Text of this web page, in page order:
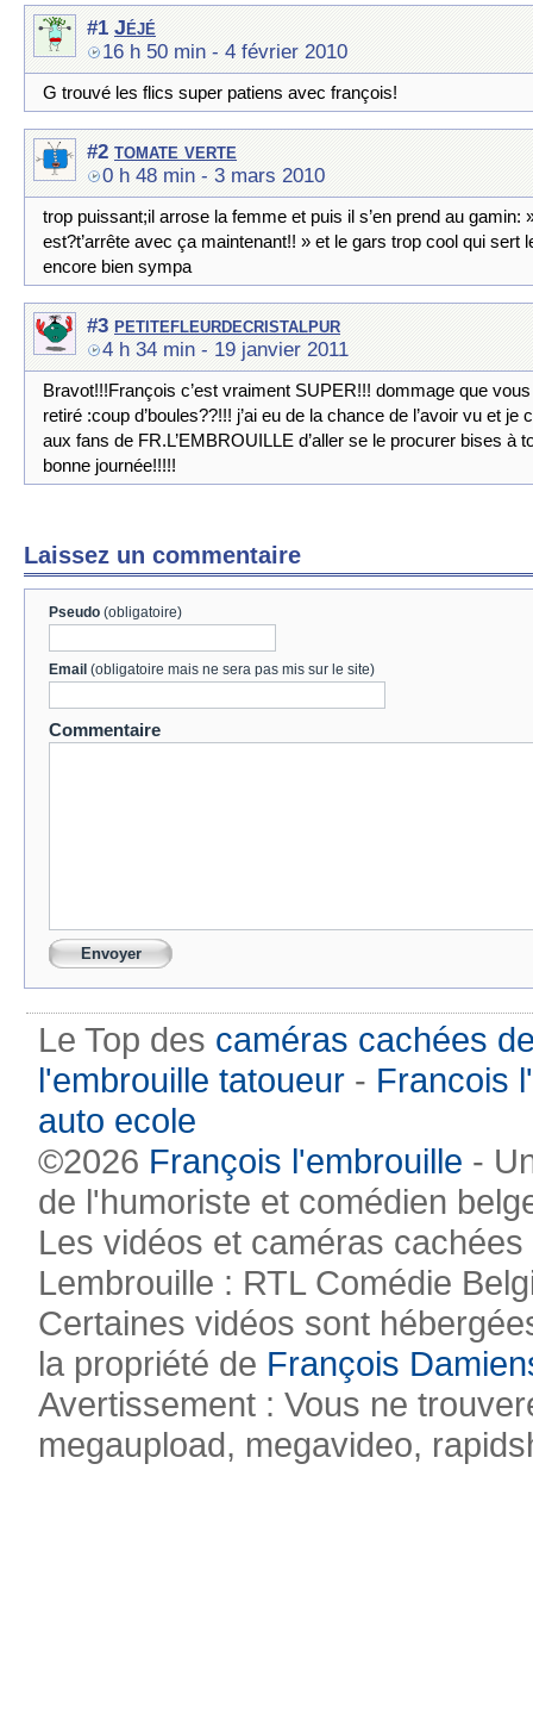
#1 Jéjé
16 h 50 min - 4 février 2010
G trouvé les flics super patiens avec françois!
#2 tomate verte
0 h 48 min - 3 mars 2010
trop puissant;il arrose la femme et puis il s’en prend au gamin:
est?t’arrête avec ça maintenant!! » et le gars trop cool qui sert
encore bien sympa
#3 petitefleurdecristalpur
4 h 34 min - 19 janvier 2011
Bravot!!!François c’est vraiment SUPER!!! dommage que
retiré :coup d’boules??!!! j’ai eu de la chance de l’avoir vu et je
aux fans de FR.L’EMBROUILLE d’aller se le procurer bises à
bonne journée!!!!!
Laissez un commentaire
Pseudo (obligatoire)
Email (obligatoire mais ne sera pas mis sur le site)
Commentaire
Le Top des caméras cachées
l'embrouille tatoueur - Francois
auto ecole
©2026 François l'embrouille -
de l'humoriste et comédien
Les vidéos et caméras
Lembrouille : RTL Comédie
Certaines vidéos sont
la propriété de François
Avertissement : Vous ne
megaupload, megavideo,